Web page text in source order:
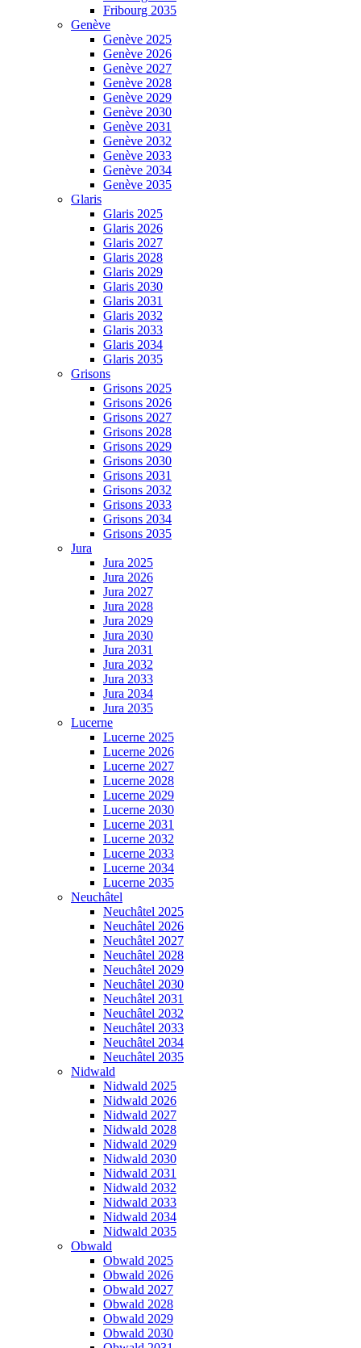
Fribourg 2035
Genève
Genève 2025
Genève 2026
Genève 2027
Genève 2028
Genève 2029
Genève 2030
Genève 2031
Genève 2032
Genève 2033
Genève 2034
Genève 2035
Glaris
Glaris 2025
Glaris 2026
Glaris 2027
Glaris 2028
Glaris 2029
Glaris 2030
Glaris 2031
Glaris 2032
Glaris 2033
Glaris 2034
Glaris 2035
Grisons
Grisons 2025
Grisons 2026
Grisons 2027
Grisons 2028
Grisons 2029
Grisons 2030
Grisons 2031
Grisons 2032
Grisons 2033
Grisons 2034
Grisons 2035
Jura
Jura 2025
Jura 2026
Jura 2027
Jura 2028
Jura 2029
Jura 2030
Jura 2031
Jura 2032
Jura 2033
Jura 2034
Jura 2035
Lucerne
Lucerne 2025
Lucerne 2026
Lucerne 2027
Lucerne 2028
Lucerne 2029
Lucerne 2030
Lucerne 2031
Lucerne 2032
Lucerne 2033
Lucerne 2034
Lucerne 2035
Neuchâtel
Neuchâtel 2025
Neuchâtel 2026
Neuchâtel 2027
Neuchâtel 2028
Neuchâtel 2029
Neuchâtel 2030
Neuchâtel 2031
Neuchâtel 2032
Neuchâtel 2033
Neuchâtel 2034
Neuchâtel 2035
Nidwald
Nidwald 2025
Nidwald 2026
Nidwald 2027
Nidwald 2028
Nidwald 2029
Nidwald 2030
Nidwald 2031
Nidwald 2032
Nidwald 2033
Nidwald 2034
Nidwald 2035
Obwald
Obwald 2025
Obwald 2026
Obwald 2027
Obwald 2028
Obwald 2029
Obwald 2030